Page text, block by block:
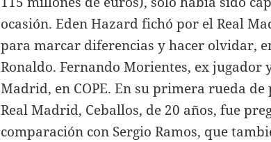
ocasión. Eden Hazard fichó por el Real
para marcar diferencias y hacer olvidar,
Ronaldo. Fernando Morientes, ex jugador
Madrid, en COPE. En su primera rueda
Real Madrid, Ceballos, de 20 años, fue
comparación con Sergio Ramos, que